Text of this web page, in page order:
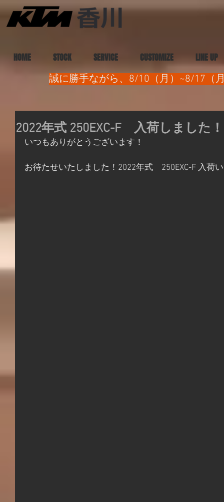
HOME STOCK SERVICE CUSTOMIZE LINE UP
誠に勝手ながら、8/10（月）~8/17（
2022年式 250EXC-F 入荷しました
いつもありがとうございます！
お待たせいたしました！2022年式　250EXC-F 入荷